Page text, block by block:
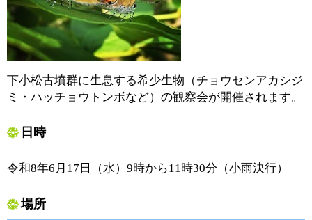
下小松古墳群に生息する希少生物（チョウセンアカシジ
ミ・ハッチョウトンボなど）の観察会が開催されます。
日時
令和8年6月17日（水）9時から11時30分（小雨決行）
場所